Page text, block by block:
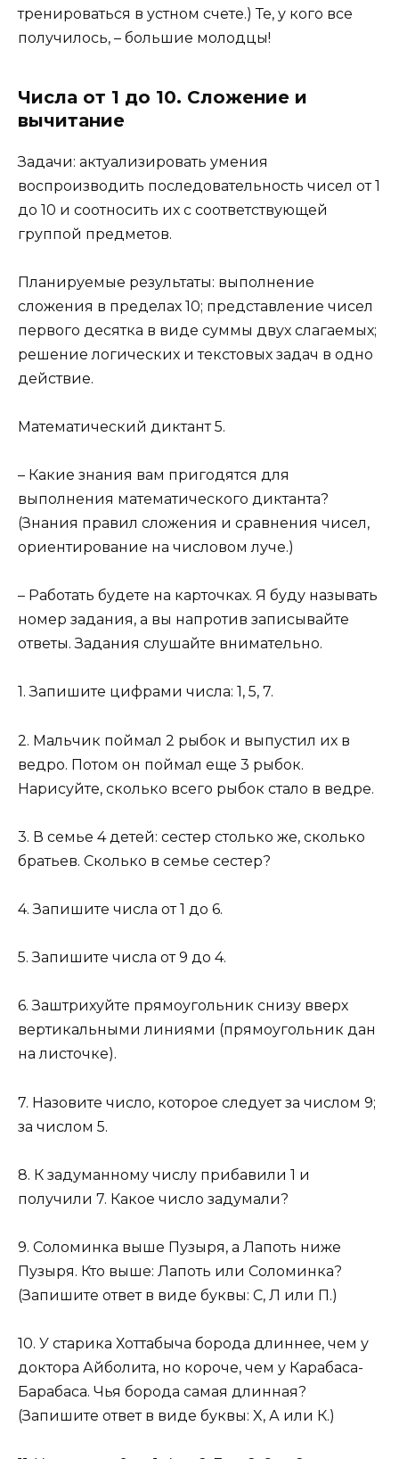
тренироваться в устном счете.) Те, у кого все
получилось, – большие молодцы!
Числа от 1 до 10. Сложение и
вычитание
Задачи: актуализировать умения
воспроизводить последовательность чисел от 1
до 10 и соотносить их с соответствующей
группой предметов.
Планируемые результаты: выполнение
сложения в пределах 10; представление чисел
первого десятка в виде суммы двух слагаемых;
решение логических и текстовых задач в одно
действие.
Математический диктант 5.
– Какие знания вам пригодятся для
выполнения математического диктанта?
(Знания правил сложения и сравнения чисел,
ориентирование на числовом луче.)
– Работать будете на карточках. Я буду называть
номер задания, а вы напротив записывайте
ответы. Задания слушайте внимательно.
1. Запишите цифрами числа: 1, 5, 7.
2. Мальчик поймал 2 рыбок и выпустил их в
ведро. Потом он поймал еще 3 рыбок.
Нарисуйте, сколько всего рыбок стало в ведре.
3. В семье 4 детей: сестер столько же, сколько
братьев. Сколько в семье сестер?
4. Запишите числа от 1 до 6.
5. Запишите числа от 9 до 4.
6. Заштрихуйте прямоугольник снизу вверх
вертикальными линиями (прямоугольник дан
на листочке).
7. Назовите число, которое следует за числом 9;
за числом 5.
8. К задуманному числу прибавили 1 и
получили 7. Какое число задумали?
9. Соломинка выше Пузыря, а Лапоть ниже
Пузыря. Кто выше: Лапоть или Соломинка?
(Запишите ответ в виде буквы: С, Л или П.)
10. У старика Хоттабыча борода длиннее, чем у
доктора Айболита, но короче, чем у Карабаса-
Барабаса. Чья борода самая длинная?
(Запишите ответ в виде буквы: X, А или К.)